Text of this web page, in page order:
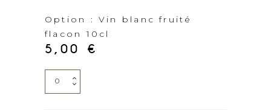
blanc
sec
flacon
10cl
quantity
Option : Vin blanc fruité
flacon 10cl
5,00 €
Option
: